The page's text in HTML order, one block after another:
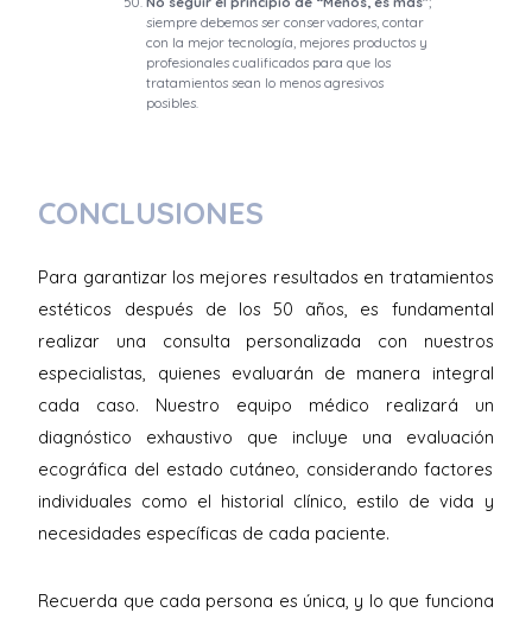
siempre debemos ser conservadores, contar
con la mejor tecnología, mejores productos y
profesionales cualificados para que los
tratamientos sean lo menos agresivos
posibles.
CONCLUSIONES
Para garantizar los mejores resultados en tratamientos
estéticos después de los 50 años, es fundamental
realizar una consulta personalizada con nuestros
especialistas, quienes evaluarán de manera integral
cada caso. Nuestro equipo médico realizará un
diagnóstico exhaustivo que incluye una evaluación
ecográfica del estado cutáneo, considerando factores
individuales como el historial clínico, estilo de vida y
necesidades específicas de cada paciente.
Recuerda que cada persona es única, y lo que funciona